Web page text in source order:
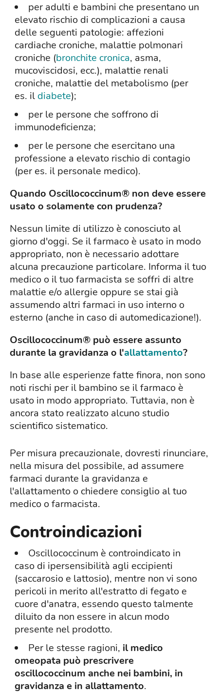
per adulti e bambini che presentano un
elevato rischio di complicazioni a causa
delle seguenti patologie: affezioni
cardiache croniche, malattie polmonari
croniche (bronchite cronica, asma,
mucoviscidosi, ecc.), malattie renali
croniche, malattie del metabolismo (per
es. il diabete);
per le persone che soffrono di
immunodeficienza;
per le persone che esercitano una
professione a elevato rischio di contagio
(per es. il personale medico).
Quando Oscillococcinum® non deve essere
usato o solamente con prudenza?
Nessun limite di utilizzo è conosciuto al
giorno d'oggi. Se il farmaco è usato in modo
appropriato, non è necessario adottare
alcuna precauzione particolare. Informa il tuo
medico o il tuo farmacista se soffri di altre
malattie e/o allergie oppure se stai già
assumendo altri farmaci in uso interno o
esterno (anche in caso di automedicazione!).
Oscillococcinum® può essere assunto
durante la gravidanza o l'allattamento?
In base alle esperienze fatte finora, non sono
noti rischi per il bambino se il farmaco è
usato in modo appropriato. Tuttavia, non è
ancora stato realizzato alcuno studio
scientifico sistematico.
Per misura precauzionale, dovresti rinunciare,
nella misura del possibile, ad assumere
farmaci durante la gravidanza e
l'allattamento o chiedere consiglio al tuo
medico o farmacista.
Controindicazioni
Oscillococcinum è controindicato in
caso di ipersensibilità agli eccipienti
(saccarosio e lattosio), mentre non vi sono
pericoli in merito all'estratto di fegato e
cuore d'anatra, essendo questo talmente
diluito da non essere in alcun modo
presente nel prodotto.
Per le stesse ragioni, il medico
omeopata può prescrivere
oscillococcinum anche nei bambini, in
gravidanza e in allattamento.